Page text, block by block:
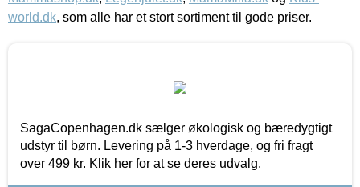
world.dk, som alle har et stort sortiment til gode priser.
SagaCopenhagen.dk sælger økologisk og bæredygtigt
udstyr til børn. Levering på 1-3 hverdage, og fri fragt
over 499 kr. Klik her for at se deres udvalg.